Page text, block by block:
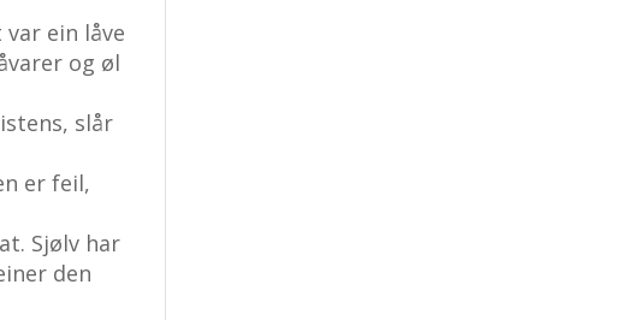
ein låve
og øl
slår
er feil,
Sjølv har
den